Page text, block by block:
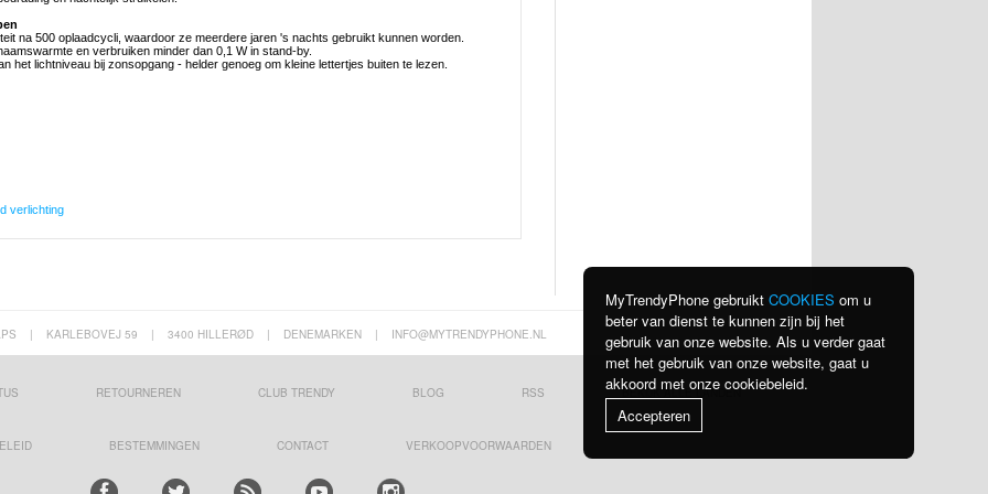
na 500 oplaadcycli, waardoor ze meerdere jaren 's nachts gebruikt kunnen worden.
en verbruiken minder dan 0,1 W in stand-by.
het lichtniveau bij zonsopgang - helder genoeg om kleine lettertjes buiten te lezen.
verlichting
| KARLEBOVEJ 59 | 3400 HILLERØD | DENEMARKEN | INFO@MYTRENDYPHONE.NL
RETOURNEREN CLUB TRENDY BLOG RSS BEKIJK ALLE LANDEN
BESTEMMINGEN CONTACT VERKOOPVOORWAARDEN
MyTrendyPhone gebruikt COOKIES om u
beter van dienst te kunnen zijn bij het
gebruik van onze website. Als u verder gaat
met het gebruik van onze website, gaat u
akkoord met onze cookiebeleid.
Accepteren